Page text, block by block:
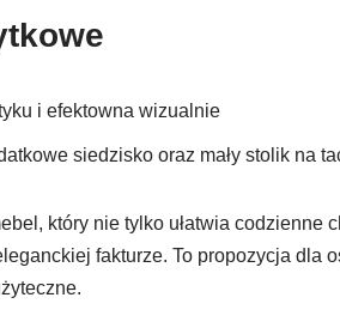
i efektowna wizualnie
siedzisko oraz mały stolik na
który nie tylko ułatwia codzienne
fakturze. To propozycja dla